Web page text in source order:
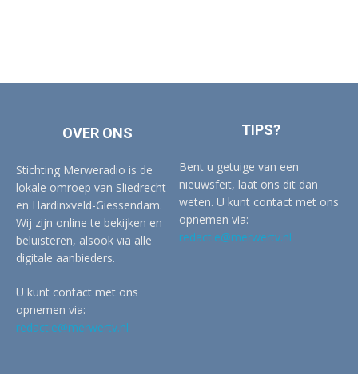
OVER ONS
Stichting Merweradio is de
lokale omroep van Sliedrecht
en Hardinxveld-Giessendam.
Wij zijn online te bekijken en
beluisteren, alsook via alle
digitale aanbieders.
U kunt contact met ons
opnemen via:
redactie@merwertv.nl
TIPS?
Bent u getuige van een
nieuwsfeit, laat ons dit dan
weten. U kunt contact met ons
opnemen via:
redactie@merwertv.nl